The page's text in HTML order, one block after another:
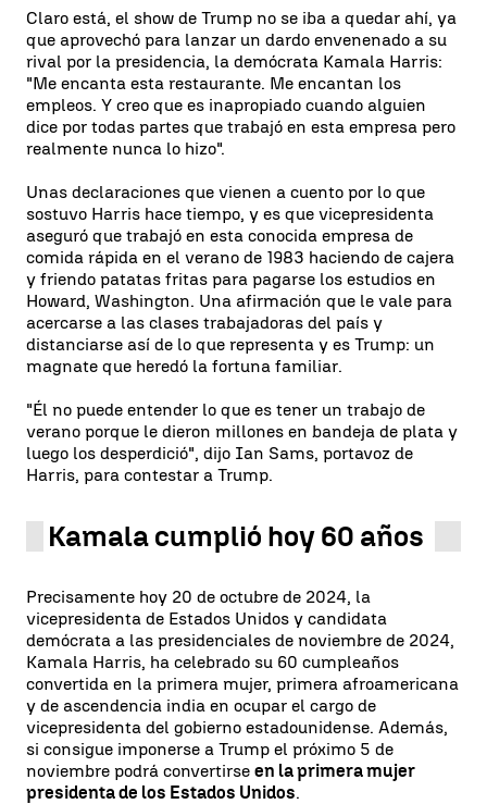
Claro está, el show de Trump no se iba a quedar ahí, ya
que aprovechó para lanzar un dardo envenenado a su
rival por la presidencia, la demócrata Kamala Harris:
"Me encanta esta restaurante. Me encantan los
empleos. Y creo que es inapropiado cuando alguien
dice por todas partes que trabajó en esta empresa pero
realmente nunca lo hizo".
Unas declaraciones que vienen a cuento por lo que
sostuvo Harris hace tiempo, y es que vicepresidenta
aseguró que trabajó en esta conocida empresa de
comida rápida en el verano de 1983 haciendo de cajera
y friendo patatas fritas para pagarse los estudios en
Howard, Washington. Una afirmación que le vale para
acercarse a las clases trabajadoras del país y
distanciarse así de lo que representa y es Trump: un
magnate que heredó la fortuna familiar.
"Él no puede entender lo que es tener un trabajo de
verano porque le dieron millones en bandeja de plata y
luego los desperdició", dijo Ian Sams, portavoz de
Harris, para contestar a Trump.
Kamala cumplió hoy 60 años
Precisamente hoy 20 de octubre de 2024, la
vicepresidenta de Estados Unidos y candidata
demócrata a las presidenciales de noviembre de 2024,
Kamala Harris, ha celebrado su 60 cumpleaños
convertida en la primera mujer, primera afroamericana
y de ascendencia india en ocupar el cargo de
vicepresidenta del gobierno estadounidense. Además,
si consigue imponerse a Trump el próximo 5 de
noviembre podrá convertirse en la primera mujer
presidenta de los Estados Unidos.